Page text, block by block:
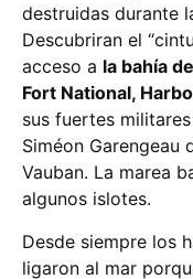
destruidas durante
Descubriran el
acceso a la bahía
Fort National,
sus fuertes
Siméon Garengeau
Vauban. La marea
algunos islotes.
Desde siempre los
ligaron al mar